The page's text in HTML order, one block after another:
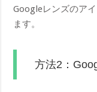
Googleレンズのア
ます。
方法2：